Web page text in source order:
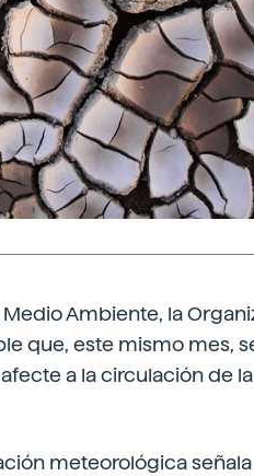
Ambiente, la
que, este mismo mes,
a la circulación de
meteorológica